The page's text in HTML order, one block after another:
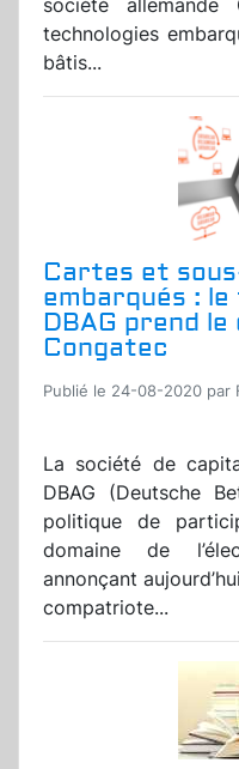
société allemande
technologies
bâtis...
Cartes et
embarqués :
DBAG prend
Congatec
Publié le 24-08-2020 par
La société de
DBAG (Deutsche
politique de
domaine de
annonçant
compatriote...